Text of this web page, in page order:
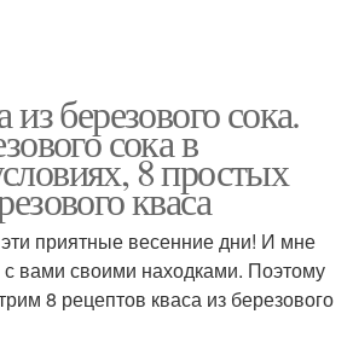
из березового сока.
сока в
8 простых
кваса
приятные весенние дни! И мне
с вами своими находками. Поэтому
8 рецептов кваса из березового